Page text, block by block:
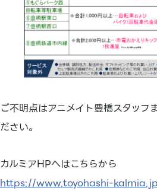
ご不明点はアニメイト豊橋スタッフ
ださい。
カルミアHPへはこちらから
https://www.toyohashi-